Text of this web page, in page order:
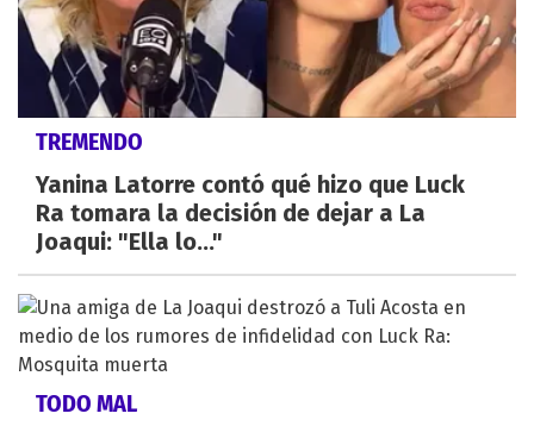
TREMENDO
Yanina Latorre contó qué hizo que Luck
Ra tomara la decisión de dejar a La
Joaqui: "Ella lo..."
TODO MAL